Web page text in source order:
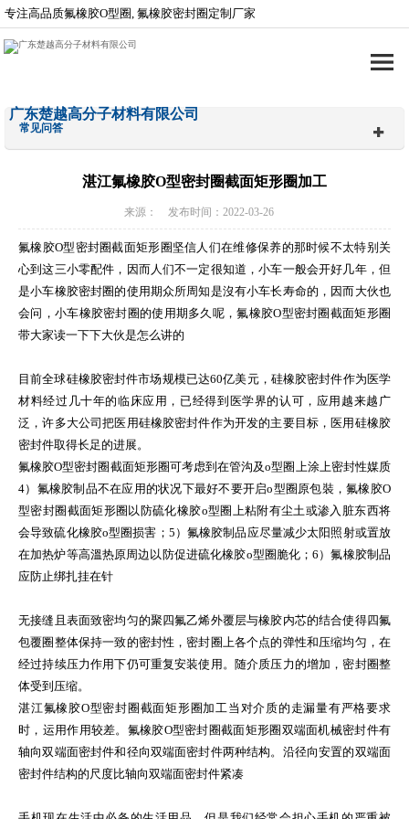
专注高品质氟橡胶O型圈, 氟橡胶密封圈定制厂家
广东楚越高分子材料有限公司
常见问答
湛江氟橡胶O型密封圈截面矩形圈加工
来源： 发布时间：2022-03-26
氟橡胶O型密封圈截面矩形圈坚信人们在维修保养的那时候不太特别关
心到这三小零配件，因而人们不一定很知道，小车一般会开好几年，但
是小车橡胶密封圈的使用期众所周知是沒有小车长寿命的，因而大伙也
会问，小车橡胶密封圈的使用期多久呢，氟橡胶O型密封圈截面矩形圈
带大家读一下下大伙是怎么讲的
目前全球硅橡胶密封件市场规模已达60亿美元，硅橡胶密封件作为医学
材料经过几十年的临床应用，已经得到医学界的认可，应用越来越广
泛，许多大公司把医用硅橡胶密封件作为开发的主要目标，医用硅橡胶
密封件取得长足的进展。
氟橡胶O型密封圈截面矩形圈可考虑到在管沟及o型圈上涂上密封性媒质
4）氟橡胶制品不在应用的状况下最好不要开启o型圈原包裝，氟橡胶O
型密封圈截面矩形圈以防硫化橡胶o型圈上粘附有尘土或渗入脏东西将
会导致硫化橡胶o型圈损害；5）氟橡胶制品应尽量减少太阳照射或置放
在加热炉等高溫热原周边以防促进硫化橡胶o型圈脆化；6）氟橡胶制品
应防止绑扎挂在针
无接缝且表面致密均匀的聚四氟乙烯外覆层与橡胶内芯的结合使得四氟
包覆圈整体保持一致的密封性，密封圈上各个点的弹性和压缩均匀，在
经过持续压力作用下仍可重复安装使用。随介质压力的增加，密封圈整
体受到压缩。
湛江氟橡胶O型密封圈截面矩形圈加工当对介质的走漏量有严格要求
时，运用作用较差。氟橡胶O型密封圈截面矩形圈双端面机械密封件有
轴向双端面密封件和径向双端面密封件两种结构。沿径向安置的双端面
密封件结构的尺度比轴向双端面密封件紧凑